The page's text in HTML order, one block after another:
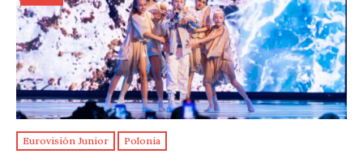
Eurovisión Junior Polonia